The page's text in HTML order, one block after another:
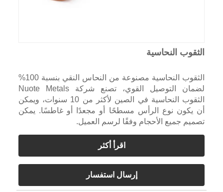
الثقوب النحاسية
الثقوب النحاسية مصنوعة من النحاس النقي بنسبة 100%
لضمان التوصيل القوي، تصنع شركة Nuote Metals
الثقوب النحاسية في الصين لأكثر من 10 سنوات، ويمكن
أن يكون نوع الرأس مسطحًا أو مجعدًا أو غاطسًا. يمكن
تصميم جميع الأحجام وفقًا لرسم العميل.
اقرأ أكثر
إرسال استفسار